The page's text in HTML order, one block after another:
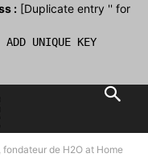
: [Duplicate entry '' for
UNIQUE KEY
de H2O at Home